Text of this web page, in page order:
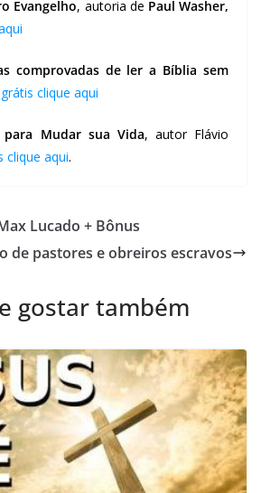
Evangelho, autoria de Paul Washer,
comprovadas de ler a Bíblia sem
clique aqui
Mudar sua Vida, autor Flávio
clique aqui.
Lucado + Bônus
de pastores e obreiros escravos
gostar também